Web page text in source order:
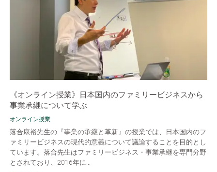
《オンライン授業》日本国内のファミリービジネスから
事業承継について学ぶ
オンライン授業
落合康裕先生の『事業の承継と革新』の授業では、日本国内のフ
ァミリービジネスの現代的意義について議論することを目的とし
ています。落合先生はファミリービジネス・事業承継を専門分野
とされており、2016年に...